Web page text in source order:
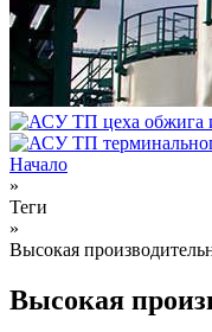
Вы здесь
Начало
»
Теги
»
Высокая
Высокая